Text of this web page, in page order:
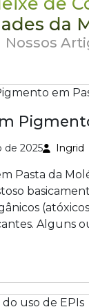
da
Nossos
de 2025 Ingrid
Pasta da
Alguns